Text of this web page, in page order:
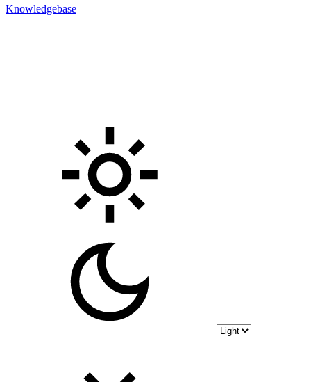
Knowledgebase